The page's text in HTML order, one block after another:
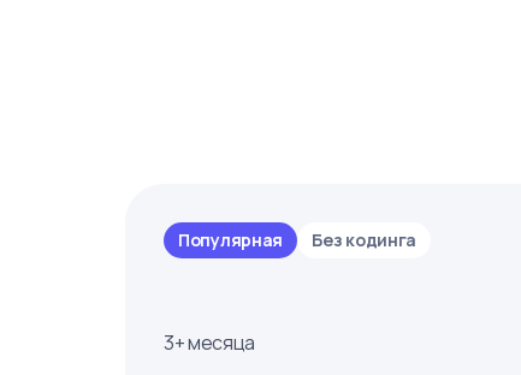
Популярная Без кодинга
3+ месяца